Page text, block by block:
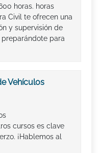
horas. horas
Civil te ofrecen una
y supervisión de
para
Vehículos
cursos es clave
¡Hablemos al